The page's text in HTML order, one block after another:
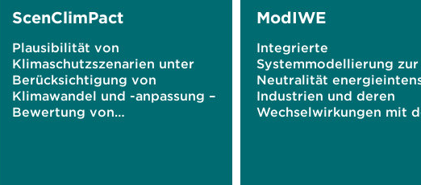
ScenClimPact
Plausibilität von
Klimaschutzszenarien unter
Berücksichtigung von
Klimawandel und -anpassung –
Bewertung von
ModIWE
Integrierte
Systemmodellierung zur
Neutralität
Industrien und deren
Wechselwirkungen mit